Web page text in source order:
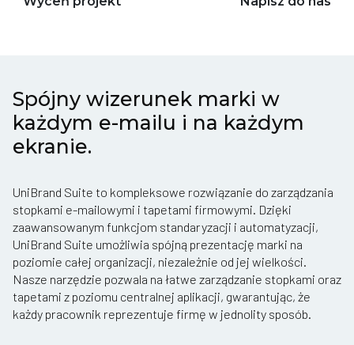
Spójny wizerunek marki w
każdym e-mailu i na każdym
ekranie.
UniBrand Suite to kompleksowe rozwiązanie do zarządzania
stopkami e-mailowymi i tapetami firmowymi. Dzięki
zaawansowanym funkcjom standaryzacji i automatyzacji,
UniBrand Suite umożliwia spójną prezentację marki na
poziomie całej organizacji, niezależnie od jej wielkości.
Nasze narzędzie pozwala na łatwe zarządzanie stopkami oraz
tapetami z poziomu centralnej aplikacji, gwarantując, że
każdy pracownik reprezentuje firmę w jednolity sposób.